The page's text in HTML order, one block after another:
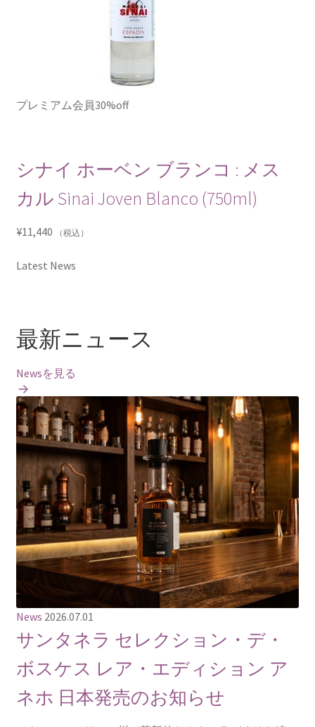
プレミアム会員30%off
シナイ ホーベン ブランコ : メス
カル Sinai Joven Blanco (750ml)
¥11,440 （税込）
Latest News
最新ニュース
Newsを見る
News 2026.07.01
サンタネラ セレクション・デ・
ボスケス レア・エディション ア
ネホ 日本発売のお知らせ